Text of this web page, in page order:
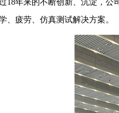
18年来的不断创新、沉淀，公
、疲劳、仿真测试解决方案。